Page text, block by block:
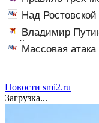
ждать тем, кому
Над
вражеских
Владимир
дойти ВС РФ на
Массовая
Новости smi2.ru
Загрузка...